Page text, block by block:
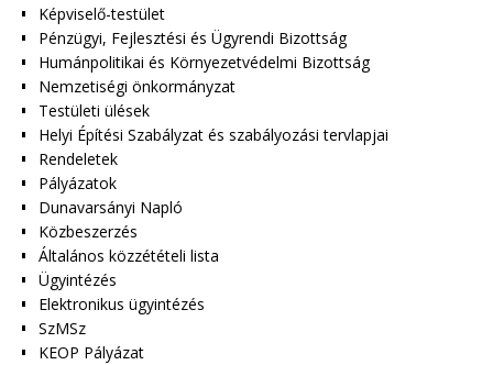
Képviselő-testület
Pénzügyi, Fejlesztési és Ügyrendi Bizottság
Humánpolitikai és Környezetvédelmi Bizottság
Nemzetiségi önkormányzat
Testületi ülések
Helyi Építési Szabályzat és szabályozási tervlapjai
Rendeletek
Pályázatok
Dunavarsányi Napló
Közbeszerzés
Általános közzétételi lista
Ügyintézés
Elektronikus ügyintézés
SzMSz
KEOP Pályázat